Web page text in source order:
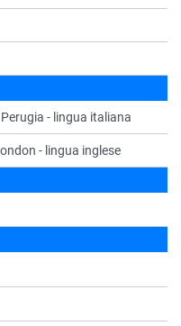
- lingua italiana
- lingua inglese